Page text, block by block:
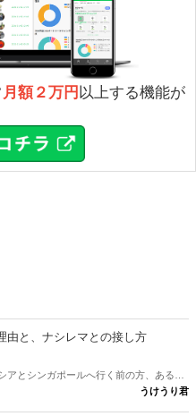
月額２万円 以上する機能が
由と、ナシレマとの接し方
アとシンガポールへ行く前の方、あるい
というナシレマ皿から両国の違いを味わ
うけうり君